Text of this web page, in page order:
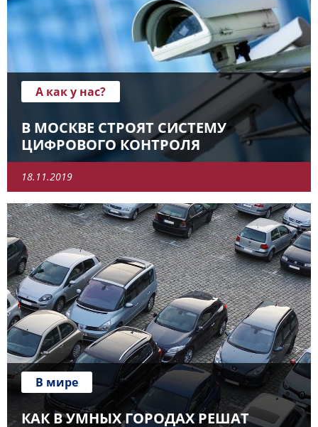
А как у нас?
В МОСКВЕ СТРОЯТ СИСТЕМУ
ЦИФРОВОГО КОНТРОЛЯ
18.11.2019
В мире
КАК В УМНЫХ ГОРОДАХ РЕШАТ